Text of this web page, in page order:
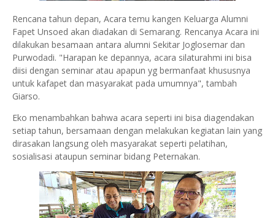
Rencana tahun depan, Acara temu kangen Keluarga Alumni
Fapet Unsoed akan diadakan di Semarang. Rencanya Acara ini
dilakukan besamaan antara alumni Sekitar Joglosemar dan
Purwodadi. "Harapan ke depannya, acara silaturahmi ini bisa
diisi dengan seminar atau apapun yg bermanfaat khususnya
untuk kafapet dan masyarakat pada umumnya", tambah
Giarso.
Eko menambahkan bahwa acara seperti ini bisa diagendakan
setiap tahun, bersamaan dengan melakukan kegiatan lain yang
dirasakan langsung oleh masyarakat seperti pelatihan,
sosialisasi ataupun seminar bidang Peternakan.